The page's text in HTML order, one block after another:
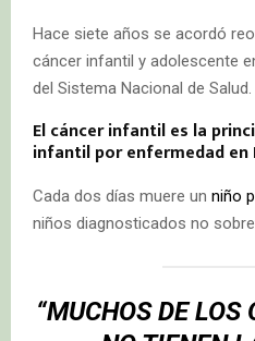
Hace siete años se acordó
cáncer infantil y adolescente
del Sistema Nacional de
El cáncer infantil es la
infantil por enfermedad en
Cada dos días muere un niño
niños diagnosticados no
“MUCHOS DE LOS